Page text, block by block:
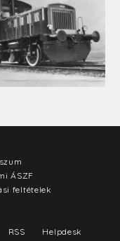
ÁSZF
feltételek
RSS
Helpdesk